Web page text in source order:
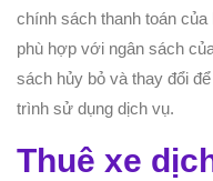
chính sách thanh toán
phù hợp với ngân sách
sách hủy bỏ và thay đổi
trình sử dụng dịch vụ.
Thuê xe